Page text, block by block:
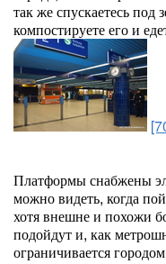
так же спускаетесь под
компостируете его и
Платформы снабжены
можно видеть, когда
хотя внешне и похожи
подойдут и, как
ограничивается